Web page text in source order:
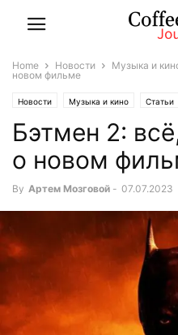
Home Новости Музыка и
новом фильме
Новости Музыка и кино Статьи
Бэтмен 2:
о новом
By Артем Мозговой - 07.07.2023